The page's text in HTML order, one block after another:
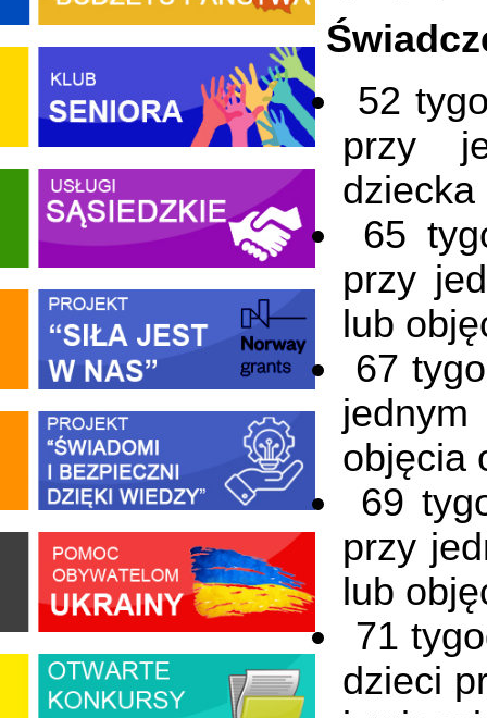
52
przy
dziecka
65
przy
lub
67
objęcia
69
przy
lub
71
dzieci